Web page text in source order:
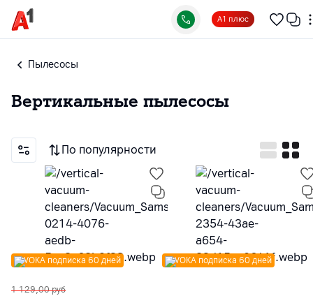
А1 плюс
Пылесосы
Вертикальные пылесосы
По популярности
VOKA подписка 60 дней
1 129,00 руб
VOKA подписка 60 дней